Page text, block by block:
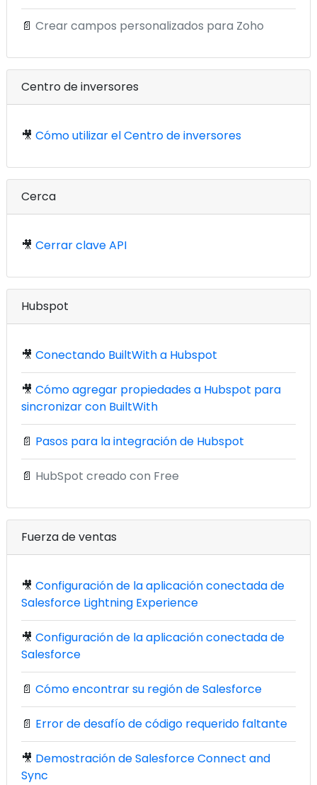
📄 Crear campos personalizados para Zoho
Centro de inversores
🎥 Cómo utilizar el Centro de inversores
Cerca
🎥 Cerrar clave API
Hubspot
🎥 Conectando BuiltWith a Hubspot
🎥 Cómo agregar propiedades a Hubspot para
sincronizar con BuiltWith
📄 Pasos para la integración de Hubspot
📄 HubSpot creado con Free
Fuerza de ventas
🎥 Configuración de la aplicación conectada de
Salesforce Lightning Experience
🎥 Configuración de la aplicación conectada de
Salesforce
📄 Cómo encontrar su región de Salesforce
📄 Error de desafío de código requerido faltante
🎥 Demostración de Salesforce Connect and
Sync